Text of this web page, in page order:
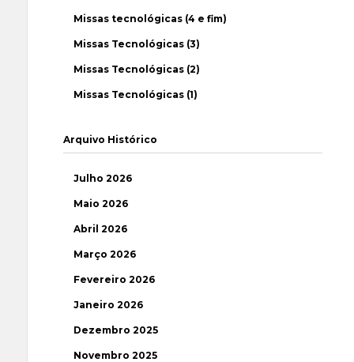
Missas tecnológicas (4 e fim)
Missas Tecnológicas (3)
Missas Tecnológicas (2)
Missas Tecnológicas (1)
Arquivo Histórico
Julho 2026
Maio 2026
Abril 2026
Março 2026
Fevereiro 2026
Janeiro 2026
Dezembro 2025
Novembro 2025